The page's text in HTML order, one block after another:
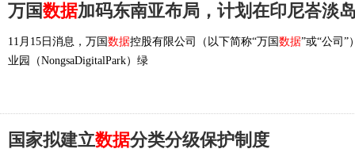
万国数据加码东南亚布局，计划在印尼峇淡
11月15日消息，万国 数据控股有限公司（以下简称“万国 数据”或“公司”
业园（NongsaDigitalPark）绿
国家拟建立数据分类分级保护制度